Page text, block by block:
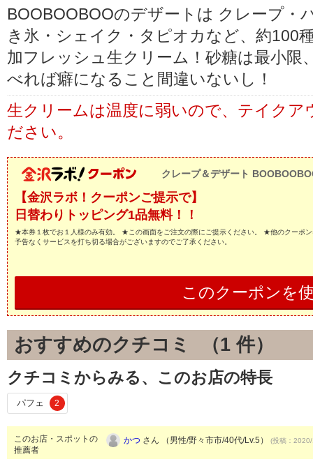
BOOBOOBOOのデザートは クレープ・
き氷・シェイク・タピオカなど、約100
加フレッシュ生クリーム！砂糖は最小限
べれば癖になること間違いないし！
生クリームは温度に弱いので、テイク
ださい。
クレープ＆デザート
【金沢ラボ！クーポンご提示で】
日替わりトッピング1品無料！！
★本券１枚でお１人様のみ有効。 ★この画面をご注文の際にご提示ください。 ★他のクーポ
予告なくサービスを打ち切る場合がございますのでご了承ください。
このクーポンを
おすすめのクチコミ （1 件）
クチコミからみる、このお店の特長
パフェ 2
このお店・スポットの
推薦者
かつ さん （男性/野々市市/40代/Lv.5） (投稿：